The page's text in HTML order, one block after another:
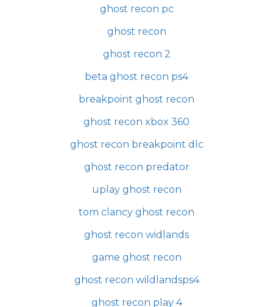
ghost recon pc
ghost recon
ghost recon 2
beta ghost recon ps4
breakpoint ghost recon
ghost recon xbox 360
ghost recon breakpoint dlc
ghost recon predator
uplay ghost recon
tom clancy ghost recon
ghost recon widlands
game ghost recon
ghost recon wildlandsps4
ghost recon play 4